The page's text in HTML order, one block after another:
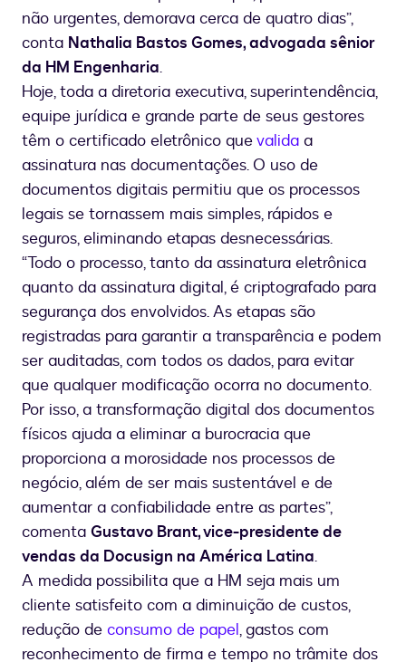
não urgentes, demorava cerca de quatro dias”,
conta Nathalia Bastos Gomes, advogada sênior
da HM Engenharia.
Hoje, toda a diretoria executiva, superintendência,
equipe jurídica e grande parte de seus gestores
têm o certificado eletrônico quevalida a
assinatura nas documentações. O uso de
documentos digitais permitiu que os processos
legais se tornassem mais simples, rápidos e
seguros, eliminando etapas desnecessárias.
“Todo o processo, tanto da assinatura eletrônica
quanto da assinatura digital, é criptografado para
segurança dos envolvidos. As etapas são
registradas para garantir a transparência e podem
ser auditadas, com todos os dados, para evitar
que qualquer modificação ocorra no documento.
Por isso, a transformação digital dos documentos
físicos ajuda a eliminar a burocracia que
proporciona a morosidade nos processos de
negócio, além de ser mais sustentável e de
aumentar a confiabilidade entre as partes”,
comenta Gustavo Brant, vice-presidente de
vendas da Docusign na América Latina.
A medida possibilita que a HM seja mais um
cliente satisfeito com a diminuição de custos,
redução de consumo de papel, gastos com
reconhecimento de firma e tempo no trâmite dos